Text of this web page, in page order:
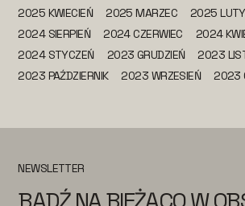
2025 KWIECIEŃ
2025 MARZEC 2025 LUTY
2024 SIERPIEŃ
2024 CZERWIEC
2024
2024 STYCZEŃ
2023 GRUDZIEŃ
2023
2023 PAŹDZIERNIK
2023 WRZESIEŃ 2023
NEWSLETTER
BĄDŹ NA BIEŻĄCO W